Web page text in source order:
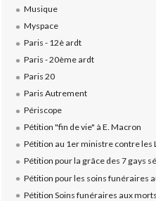
Musique
Myspace
Paris - 12è ardt
Paris - 20ème ardt
Paris 20
Paris Autrement
Périscope
Pétition "fin de vie" à E. Macron
Pétition au 1er ministre contre les
Pétition pour la grâce des 7 gays
Pétition pour les soins funéraires
Pétition Soins funéraires aux